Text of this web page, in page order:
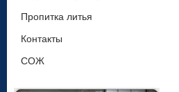
Пропитка литья
Контакты
СОЖ